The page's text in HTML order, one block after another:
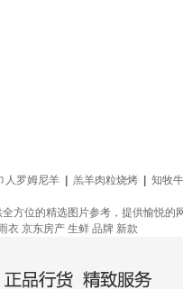
人罗姆尼羊 羔羊肉粒烧烤
知牧
方位的精选图片参考，提供愉悦的
衣 京东房产 生鲜 品牌 新款
品行货，精致服务